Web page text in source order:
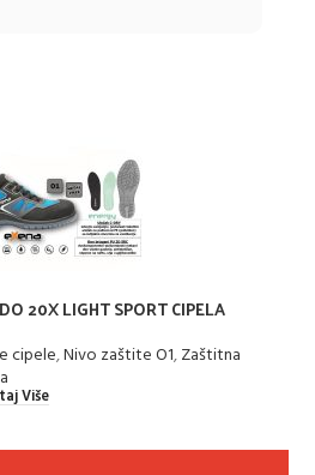
20X LIGHT SPORT CIPELA
cipele,Nivo zaštite O1,Zaštitna
Više